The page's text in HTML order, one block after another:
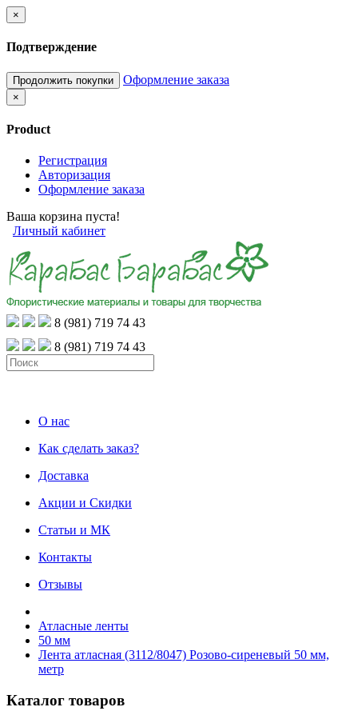
×
Подтверждение
Продолжить покупки Оформление заказа
×
Product
Регистрация
Авторизация
Оформление заказа
Ваша корзина пуста!
Личный кабинет
8 (981) 719 74 43
8 (981) 719 74 43
О нас
Как сделать заказ?
Доставка
Акции и Скидки
Статьи и МК
Контакты
Отзывы
Атласные ленты
50 мм
Лента атласная (3112/8047) Розово-сиреневый 50 мм,
метр
Каталог товаров